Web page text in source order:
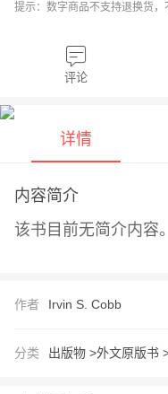
提示：数字商品不支持退换货，
评论
详情
内容简介
该书目前无简介内容。
作者 Irvin S. Cobb
分类 出版物 >外文原版书